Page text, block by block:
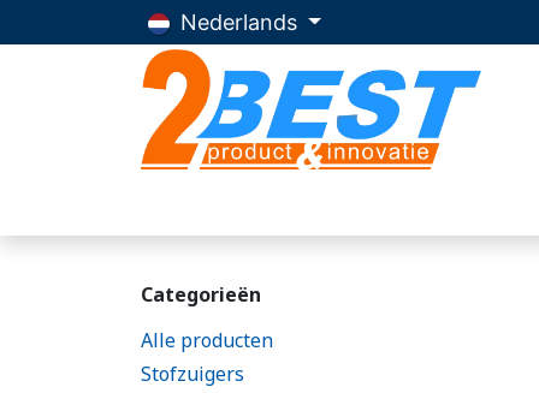
Overslaan naar inhoudNederlands
Categorieën
Alle producten
Stofzuigers